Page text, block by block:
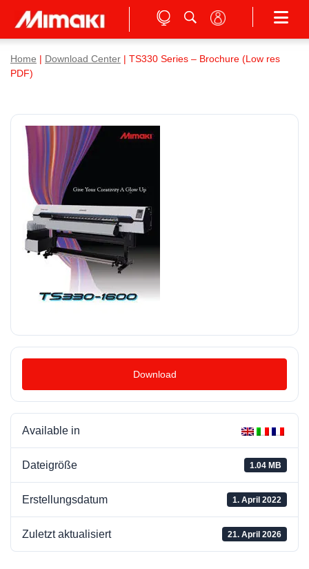
Home Download Center | TS330 Series – Brochure (Low res
PDF)
Download
Available in
Dateigröße 1.04 MB
Erstellungsdatum 1. April 2022
Zuletzt aktualisiert 21. April 2026